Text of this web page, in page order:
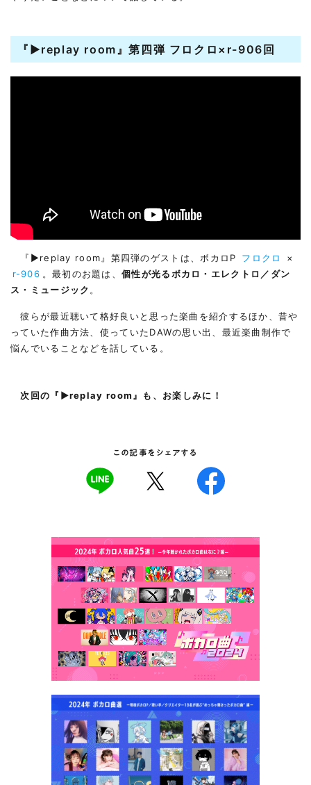
『▶︎replay room』第四弾 フロクロ×r-906回
『▶︎replay room』第四弾のゲストは、ボカロP フロクロ
×
r-906 。最初のお題は、個性が光るボカロ・エレクトロ／ダン
ス・ミュージック 。
彼らが最近聴いて格好良いと思った楽曲を紹介するほか、昔や
っていた作曲方法、使っていたDAWの思い出、最近楽曲制作で
悩んでいることなどを話している。
次回の『▶︎replay room』も、お楽しみに！
この記事をシェアする